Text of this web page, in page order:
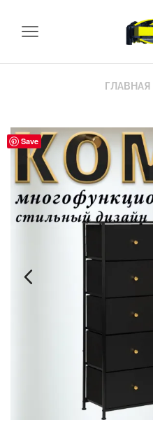
ГЛАВНАЯ
Save